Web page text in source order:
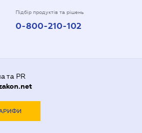
Підбір продуктів та рішень
0-800-210-102
та PR